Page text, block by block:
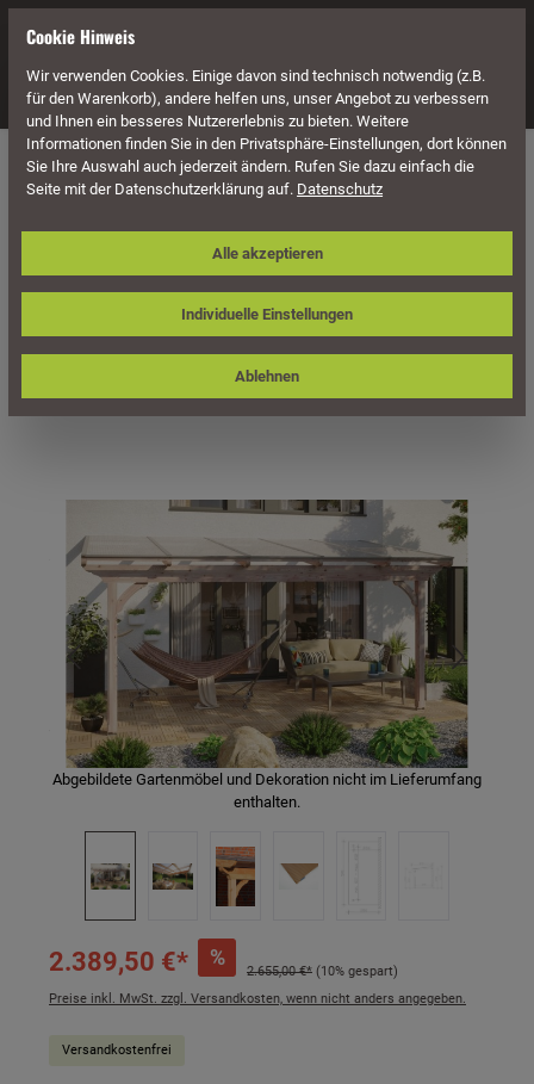
Navigation
Überdachung Terrassenüberdachungen
Skan Holz Terrassenüberdachung
Ravenna 541 x 250 cm, Douglasie,
Doppelstegplatten
Bildergalerie überspringen
Abgebildete Gartenmöbel und Dekoration nicht im Lieferumfang
enthalten.
2.389,50 €* %
2.655,00 €* (10% gespart)
Preise inkl. MwSt. zzgl. Versandkosten, wenn nicht anders angegeben.
Versandkostenfrei
Cookie Hinweis
Wir verwenden Cookies. Einige davon sind technisch notwendig (z.B.
für den Warenkorb), andere helfen uns, unser Angebot zu verbessern
und Ihnen ein besseres Nutzererlebnis zu bieten. Weitere
Informationen finden Sie in den Privatsphäre-Einstellungen, dort können
Sie Ihre Auswahl auch jederzeit ändern. Rufen Sie dazu einfach die
Seite mit der Datenschutzerklärung auf. Datenschutz
Individuelle Einstellungen
Ablehnen
Alle akzeptieren